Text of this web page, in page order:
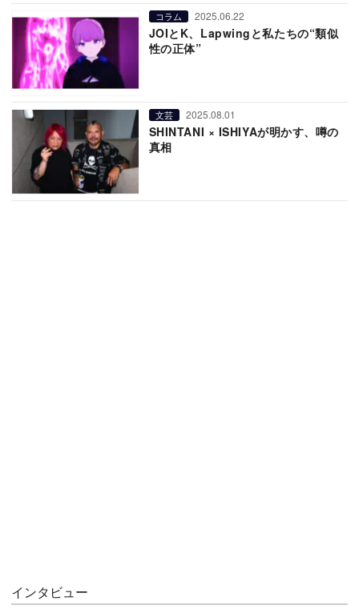
コラム 2025.06.22
JOIとK、Lapwingと私たちの“類似
性の正体”
文芸 2025.08.01
SHINTANI × ISHIYAが明かす、噂の
真相
インタビュー